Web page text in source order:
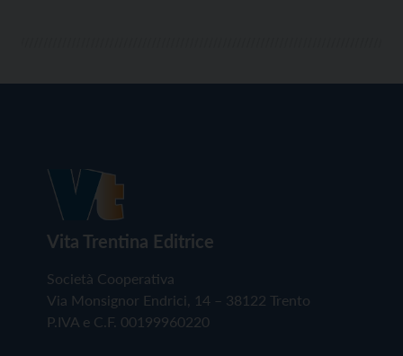
Vita Trentina Editrice
Società Cooperativa
Via Monsignor Endrici, 14 – 38122 Trento
P.IVA e C.F. 00199960220